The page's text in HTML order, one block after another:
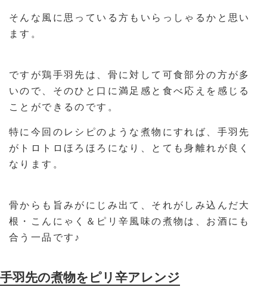
そんな風に思っている方もいらっしゃるかと思い
ます。
ですが鶏手羽先は、骨に対して可食部分の方が多
いので、そのひと口に満足感と食べ応えを感じる
ことができるのです。
特に今回のレシピのような煮物にすれば、手羽先
がトロトロほろほろになり、とても身離れが良く
なります。
骨からも旨みがにじみ出て、それがしみ込んだ大
根・こんにゃく＆ピリ辛風味の煮物は、お酒にも
合う一品です♪
手羽先の煮物をピリ辛アレンジ